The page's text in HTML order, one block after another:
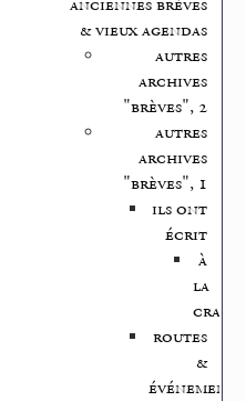
anciennes brèves
& vieux agendas
autres
archives
"brèves", 2
autres
archives
"brèves", 1
ils ont
écrit
à
la
craie
routes
&
événements